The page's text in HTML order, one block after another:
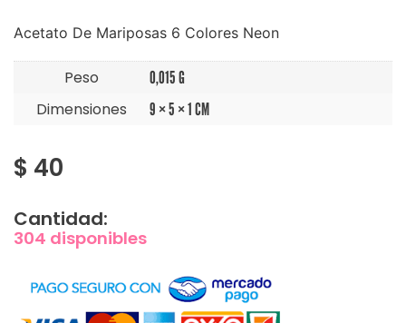
Acetato De Mariposas 6 Colores Neon
Peso 0,015 G
Dimensiones 9 × 5 × 1 CM
$ 40
Cantidad:
304 disponibles